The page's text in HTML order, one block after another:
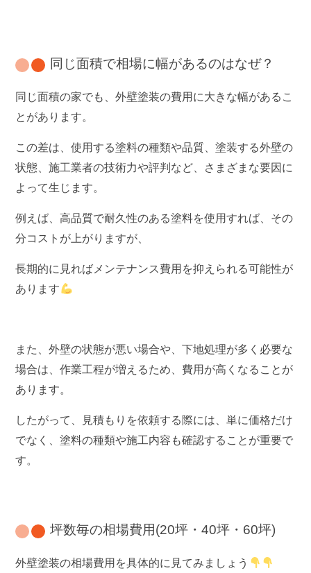
同じ面積で相場に幅があるのはなぜ？
同じ面積の家でも、外壁塗装の費用に大きな幅があるこ
とがあります。
この差は、使用する塗料の種類や品質、塗装する外壁の
状態、施工業者の技術力や評判など、さまざまな要因に
よって生じます。
例えば、高品質で耐久性のある塗料を使用すれば、その
分コストが上がりますが、
長期的に見ればメンテナンス費用を抑えられる可能性が
あります
また、外壁の状態が悪い場合や、下地処理が多く必要な
場合は、作業工程が増えるため、費用が高くなることが
あります。
したがって、見積もりを依頼する際には、単に価格だけ
でなく、塗料の種類や施工内容も確認することが重要で
す。
坪数毎の相場費用(20坪・40坪・60坪)
外壁塗装の相場費用を具体的に見てみましょう